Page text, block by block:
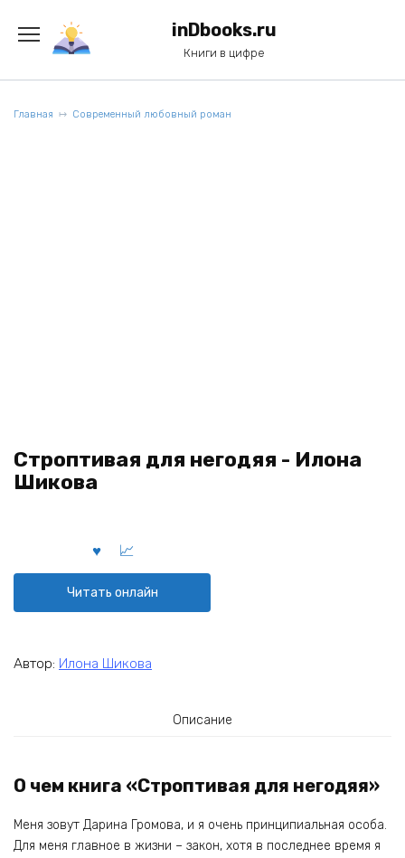
содержанию
inDbooks.ru
Книги в цифре
Главная Современный любовный роман
Строптивая для негодяя - Илона
Шикова
Читать онлайн
Автор: Илона Шикова
Описание
О чем книга «Строптивая для негодяя»
Меня зовут Дарина Громова, и я очень принципиальная особа.
Для меня главное в жизни – закон, хотя в последнее время я